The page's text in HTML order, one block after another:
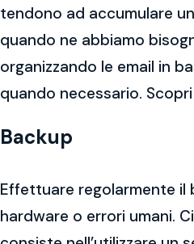
tendono ad accumulare
quando ne abbiamo
organizzando le email in
quando necessario.
Backup
Effettuare regolarmente
hardware o errori umani.